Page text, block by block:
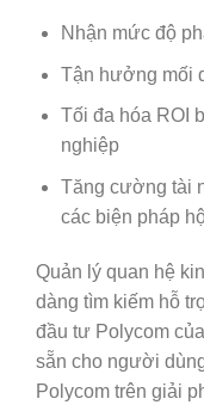
Nhận mức độ
Tận hưởng mối
Tối đa hóa ROI
nghiệp
Tăng cường tài
các biện pháp
Quản lý quan hệ
dàng tìm kiếm hỗ
đầu tư Polycom
sẵn cho người
Polycom trên giải